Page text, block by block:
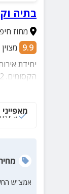
בתיה
מחוז
9.9 מצוין
יחידת
חצר או
3 יחידות
אמצ”ש